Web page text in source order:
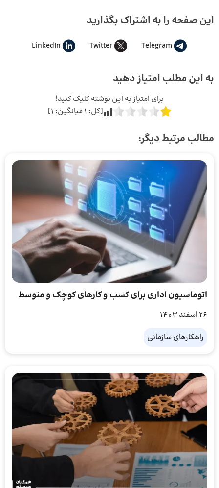
این صفحه را به اشتراک بگذارید
Telegram
Twitter
LinkedIn
به این مطلب امتیاز دهید
برای امتیاز به این نوشته کلیک کنید!
[کل: 1میانگین: 1
]
مطالب مرتبط دیگر:
اتوماسیون اداری برای کسب و کارهای کوچک و متوسط
26 اسفند 1403
راهکارهای سازمانی